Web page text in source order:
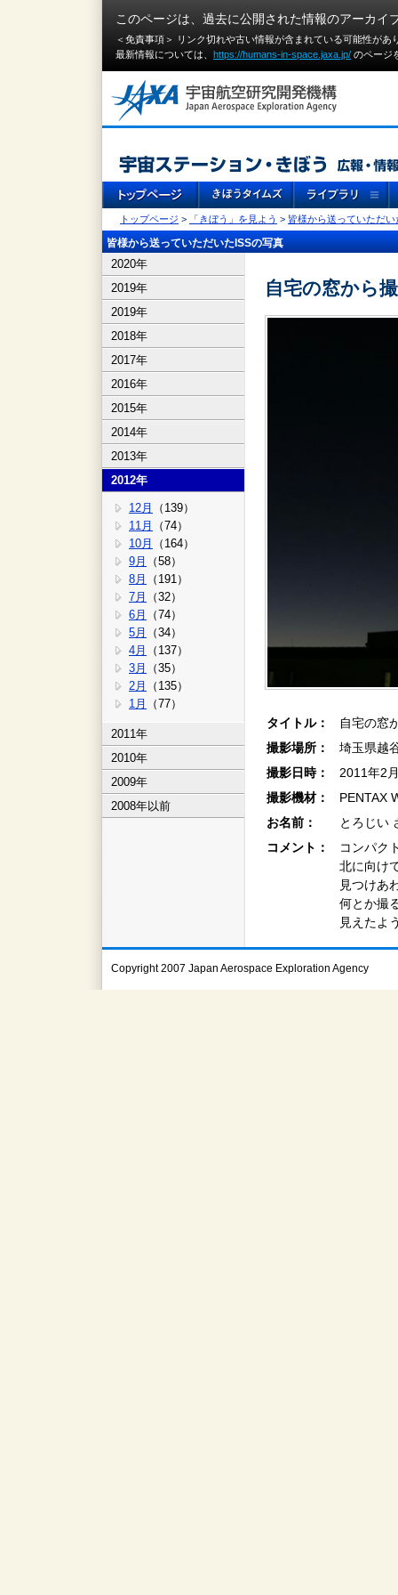
このページは、過去に公開された情報のアーカイ
＜免責事項＞ リンク切れや古い情報が含まれている可能性が
最新情報については、 https://humans-in-space.jaxa.jp/ のページ
トップページ > 「きぼう」を見よう > 皆様から送っていただい
皆様から送っていただいたISSの写真
2020年
2019年
2019年
2018年
2017年
2016年
2015年
2014年
2013年
2012年
12月
（139）
11月
（74）
10月
（164）
9月
（58）
8月
（191）
7月
（32）
6月
（74）
5月
（34）
4月
（137）
3月
（35）
2月
（135）
1月
（77）
2011年
2010年
2009年
2008年以前
自宅の窓から
タイトル：
自宅の窓
撮影場所：
埼玉県越
撮影日時：
2011年2
撮影機材：
PENTAX
お名前：
とろじい
コメント：
コンパク
北に向け
見つけあ
何とか撮
見えたよ
Copyright 2007 Japan Aerospace Exploration Agency